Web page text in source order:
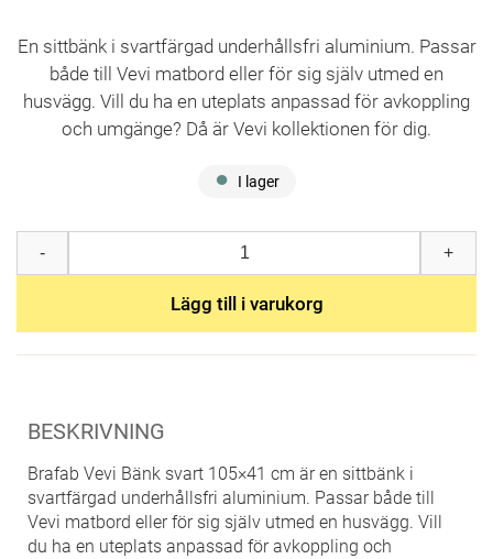
var:
350,00 kr.
nuvarande
priset
är:
2
En sittbänk i svartfärgad underhållsfri aluminium. Passar
både till Vevi matbord eller för sig själv utmed en
husvägg. Vill du ha en uteplats anpassad för avkoppling
och umgänge? Då är Vevi kollektionen för dig.
I lager
-
bänk
105
+
Lägg till i varukorg
BESKRIVNING
Brafab Vevi Bänk svart 105×41 cm är en sittbänk i
svartfärgad underhållsfri aluminium. Passar både till
Vevi matbord eller för sig själv utmed en husvägg. Vill
du ha en uteplats anpassad för avkoppling och